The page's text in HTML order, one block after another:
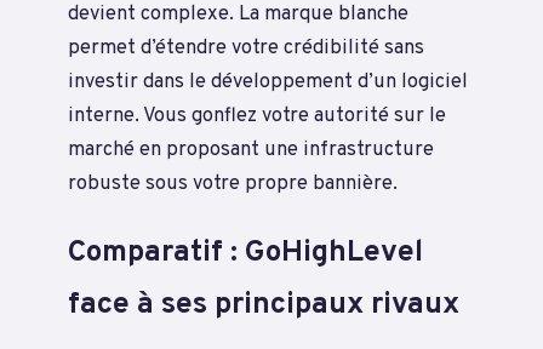
devient complexe. La marque blanche
permet d’étendre votre crédibilité sans
investir dans le développement d’un logiciel
interne. Vous gonflez votre autorité sur le
marché en proposant une infrastructure
robuste sous votre propre bannière.
Comparatif : GoHighLevel
face à ses principaux rivaux